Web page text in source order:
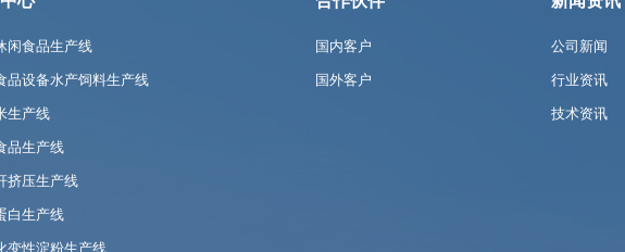
闲食品生产线
品设备水产饲料生产线
生产线
品生产线
挤压生产线
白生产线
变性淀粉生产线
国内客户
国外客户
公司新闻
行业资讯
技术资讯